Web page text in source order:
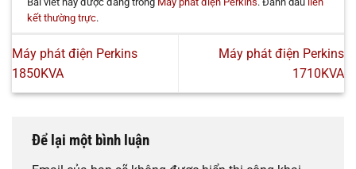
kết thường trực.
Máy phát điện Perkins
1850KVA
Máy phát điện Perkins
1710KVA
Để lại một bình luận